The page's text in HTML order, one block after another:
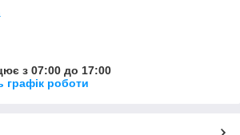
з 07:00 до 17:00
графік роботи